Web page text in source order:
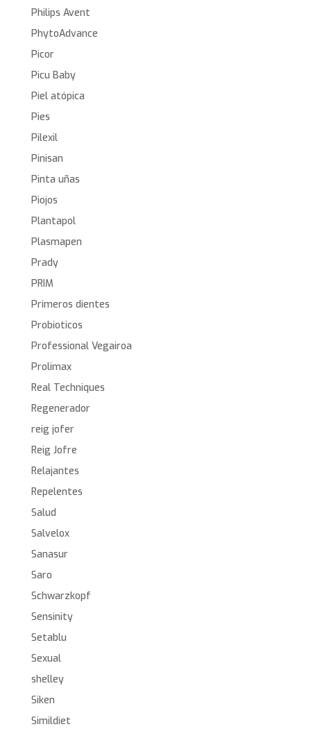
Philips Avent
PhytoAdvance
Picor
Picu Baby
Piel atópica
Pies
Pilexil
Pinisan
Pinta uñas
Piojos
Plantapol
Plasmapen
Prady
PRIM
Primeros dientes
Probioticos
Professional Vegairoa
Prolimax
Real Techniques
Regenerador
reig jofer
Reig Jofre
Relajantes
Repelentes
Salud
Salvelox
Sanasur
Saro
Schwarzkopf
Sensinity
Setablu
Sexual
shelley
Siken
Simildiet